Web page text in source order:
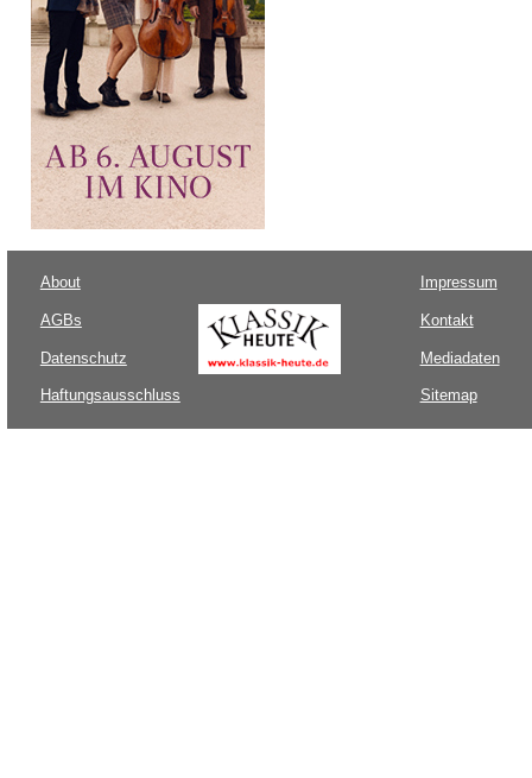
About
AGBs
Datenschutz
Haftungsausschluss
Impressum
Kontakt
Mediadaten
Sitemap